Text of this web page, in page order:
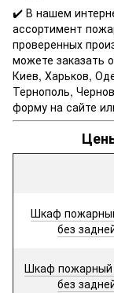
✔️ В нашем
ассортимент
проверенных
можете заказать
Киев, Харьков,
Тернополь,
форму на сайте
Шкаф
без
Шкаф пожарный
без